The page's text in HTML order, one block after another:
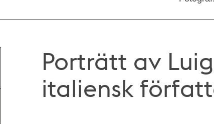
Porträtt av
italiensk